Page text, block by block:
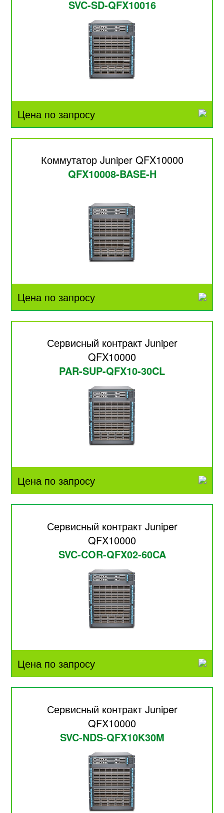
SVC-SD-QFX10016
Цена по запросу
Коммутатор Juniper QFX10000
QFX10008-BASE-H
Цена по запросу
Сервисный контракт Juniper
QFX10000
PAR-SUP-QFX10-30CL
Цена по запросу
Сервисный контракт Juniper
QFX10000
SVC-COR-QFX02-60CA
Цена по запросу
Сервисный контракт Juniper
QFX10000
SVC-NDS-QFX10K30M